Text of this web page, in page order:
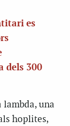
es
dels 300
una
hoplites,